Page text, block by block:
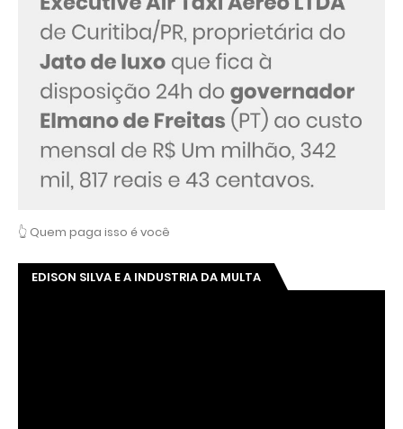
👆 Quem paga isso é você
EDISON SILVA E A INDUSTRIA DA MULTA